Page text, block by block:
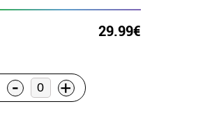
29.99€
- +